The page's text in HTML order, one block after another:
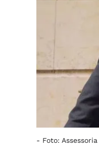
- Foto: Assessoria